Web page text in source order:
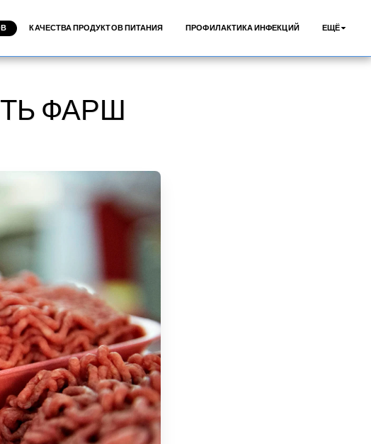
КАЧЕСТВА ПРОДУКТОВ ПИТАНИЯ ПРОФИЛАКТИКА ИНФЕКЦИЙ ЕЩЁ
ФАРШ